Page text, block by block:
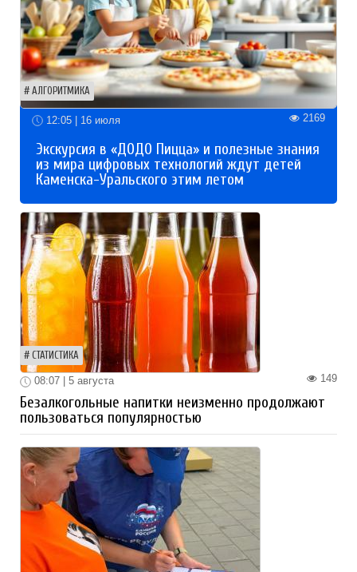
АЛГОРИТМИКА
12:05 | 16 июля 2169
Экскурсия в «ДОДО Пицца» и полезные знания
из мира цифровых технологий ждут детей
Каменска-Уральского этим летом
СТАТИСТИКА
149
08:07 | 5 августа
Безалкогольные напитки неизменно продолжают
пользоваться популярностью